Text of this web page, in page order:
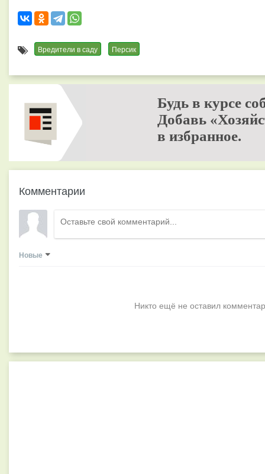
Вредители в саду Персик
Будь в курсе
Добавь
в избранное.
Комментарии
Новые
Никто ещё не оставил